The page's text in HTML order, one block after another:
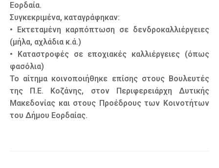
Εορδαία.
Συγκεκριμένα, καταγράφηκαν:
• Εκτεταμένη καρπόπτωση σε δενδροκαλλιέργειες
(μήλα, αχλάδια κ.ά.)
• Καταστροφές σε εποχιακές καλλιέργειες (όπως
φασόλια)
Το αίτημα κοινοποιήθηκε επίσης στους Βουλευτές
της Π.Ε. Κοζάνης, στον Περιφερειάρχη Δυτικής
Μακεδονίας και στους Προέδρους των Κοινοτήτων
του Δήμου Εορδαίας.